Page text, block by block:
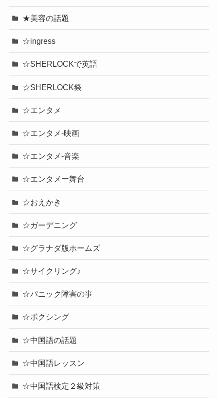
★美容の話題
☆ingress
☆SHERLOCKで英語
☆SHERLOCK祭
☆エンタメ
☆エンタメ-映画
☆エンタメ-音楽
☆エンタメー舞台
☆おえかき
☆ガーデニング
☆グラナダ版ホームズ
☆サイクリング♪
☆パニック障害の事
☆ボクシング
☆中国語の話題
☆中国語レッスン
☆中国語検定２級対策